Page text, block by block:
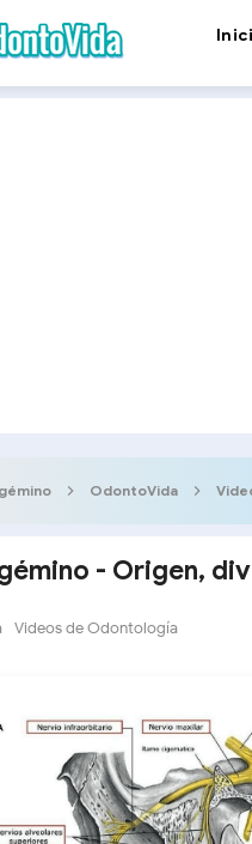
OdontoVida
- Origen,
Videos de Odontología